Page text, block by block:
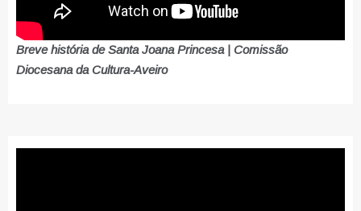
Breve história de Santa Joana Princesa | Comissão
Diocesana da Cultura-Aveiro